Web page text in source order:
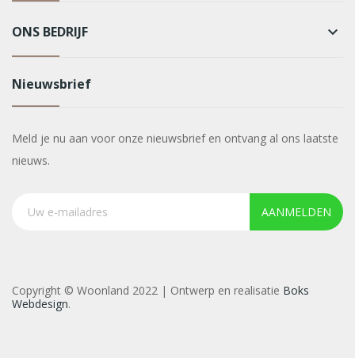
ONS BEDRIJF keyboard_arrow_down
Nieuwsbrief
Meld je nu aan voor onze nieuwsbrief en ontvang al ons laatste
nieuws.
AANMELDEN
Copyright © Woonland 2022 | Ontwerp en realisatie Boks
Webdesign.